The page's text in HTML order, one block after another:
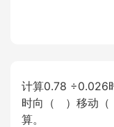
计算0.78 ÷0.026
时向（ ）移动
算。